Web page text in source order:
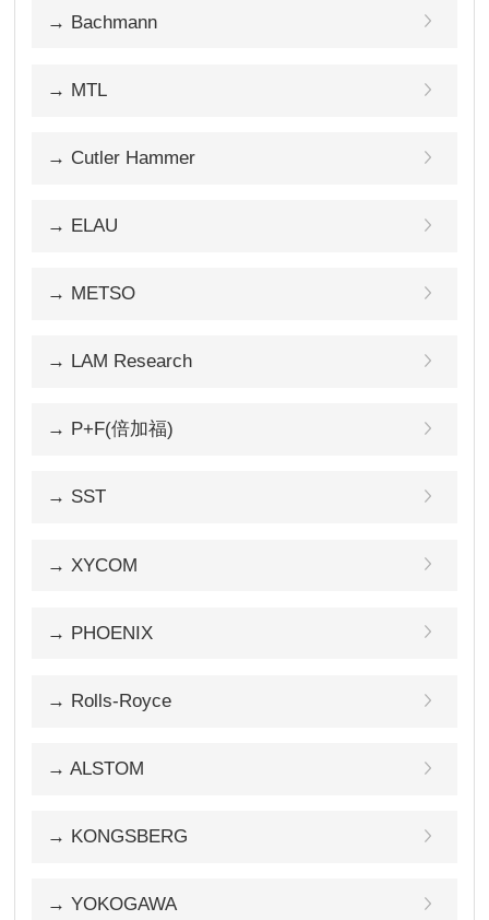
→ Bachmann
→ MTL
→ Cutler Hammer
→ ELAU
→ METSO
→ LAM Research
→ P+F(倍加福)
→ SST
→ XYCOM
→ PHOENIX
→ Rolls-Royce
→ ALSTOM
→ KONGSBERG
→ YOKOGAWA